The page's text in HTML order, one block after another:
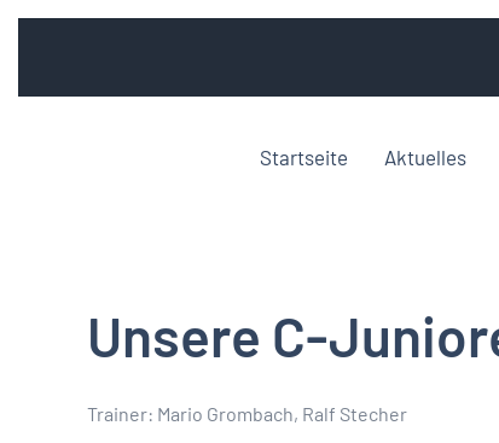
Startseite Aktuelles
Unsere C-
Trainer: Mario Grombach, Ralf Stecher